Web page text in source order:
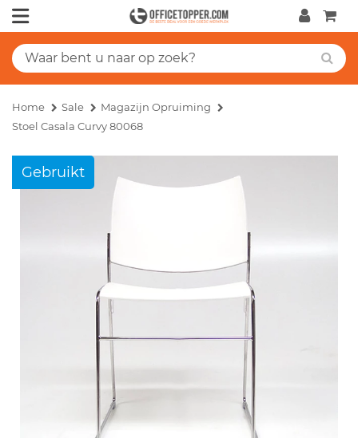
Home Sale
Magazijn Opruiming
Stoel Casala Curvy 80068
Gebruikt